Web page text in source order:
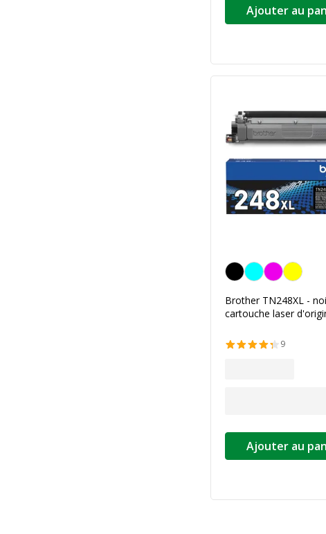
Ajouter au
Noir
Brother TN248XL -
cartouche laser
9
Ajouter au